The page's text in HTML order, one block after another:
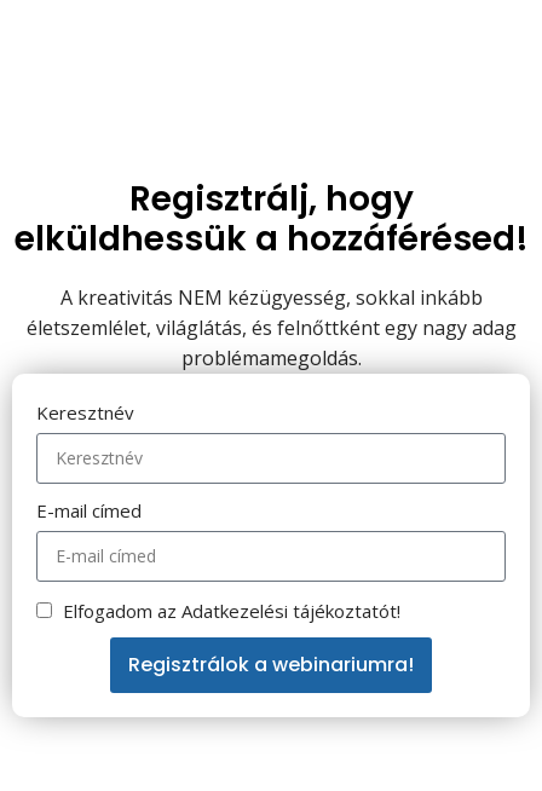
Regisztrálj, hogy
elküldhessük a hozzáférésed!
A kreativitás NEM kézügyesség, sokkal inkább
életszemlélet, világlátás, és felnőttként egy nagy adag
problémamegoldás.
Keresztnév
E-mail címed
Elfogadom az Adatkezelési tájékoztatót!
Regisztrálok a webinariumra!